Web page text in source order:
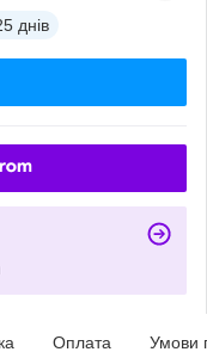
днів
Оплата Умови